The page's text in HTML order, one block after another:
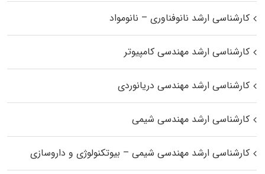
کارشناسی ارشد نانوفناوری – نانومواد
کارشناسی ارشد مهندسی کامپیوتر
کارشناسی ارشد مهندسی دریانوردی
کارشناسی ارشد مهندسی شیمی
کارشناسی ارشد مهندسی شیمی – بیوتکنولوژی و داروسازی